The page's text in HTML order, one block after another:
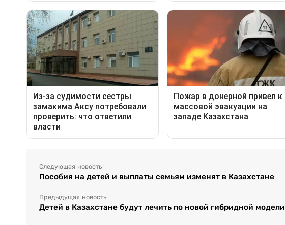
Следующая новость
Пособия на детей и выплаты семьям изменят в Казахстане
Предыдущая новость
Детей в Казахстане будут лечить по новой гибридной модели